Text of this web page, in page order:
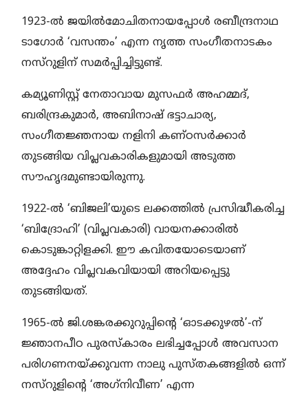
1923-ല്‍ ജയില്‍മോചിതനായപ്പോള്‍ രബീന്ദ്രനാഥ
ടാഗോര്‍ ‘വസന്തം’ എന്ന നൃത്ത സംഗീതനാടകം
നസ്‌റുളിന് സമര്‍പ്പിച്ചിട്ടുണ്ട്.
കമ്യൂണിസ്റ്റ് നേതാവായ മുസഫര്‍ അഹമ്മദ്,
ബരിന്ദ്രകുമാര്‍, അബിനാഷ് ഭട്ടാചാര്യ,
സംഗീതജ്ഞനായ നളിനി കണ്ഠസര്‍ക്കാര്‍
തുടങ്ങിയ വിപ്ലവകാരികളുമായി അടുത്ത
സൗഹൃദമുണ്ടായിരുന്നു.
1922-ല്‍ ‘ബിജലി’യുടെ ലക്കത്തില്‍ പ്രസിദ്ധീകരിച്ച
‘ബിദ്രോഹി’ (വിപ്ലവകാരി) വായനക്കാരില്‍
കൊടുങ്കാറ്റിളക്കി. ഈ കവിതയോടെയാണ്
അദ്ദേഹം വിപ്ലവകവിയായി അറിയപ്പെട്ടു
തുടങ്ങിയത്.
1965-ല്‍ ജി.ശങ്കരക്കുറുപ്പിന്റെ ‘ഓടക്കുഴല്‍’-ന്
ജ്ഞാനപീഠ പുരസ്‌കാരം ലഭിച്ചപ്പോള്‍ അവസാന
പരിഗണനയ്ക്കുവന്ന നാലു പുസ്തകങ്ങളില്‍ ഒന്ന്
നസ്‌റുളിന്റെ ‘അഗ്‌നിവീണ’ എന്ന